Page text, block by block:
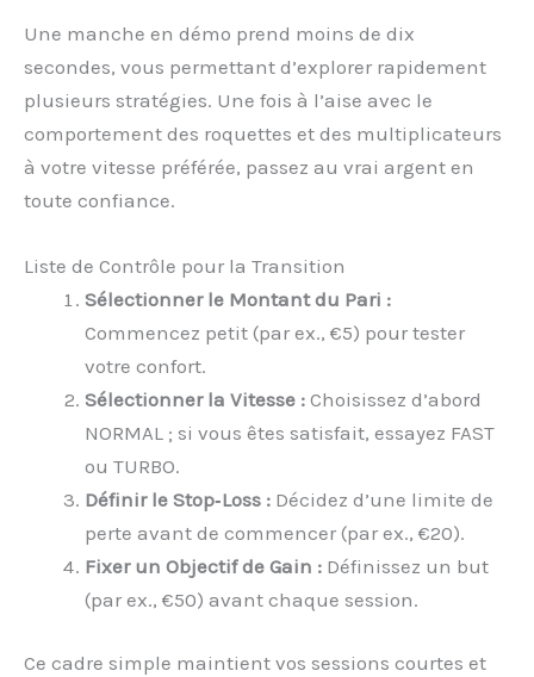
Une manche en démo prend moins de dix
secondes, vous permettant d’explorer rapidement
plusieurs stratégies. Une fois à l’aise avec le
comportement des roquettes et des multiplicateurs
à votre vitesse préférée, passez au vrai argent en
toute confiance.
Liste de Contrôle pour la Transition
Sélectionner le Montant du Pari :
Commencez petit (par ex., €5) pour tester
votre confort.
Sélectionner la Vitesse : Choisissez d’abord
NORMAL ; si vous êtes satisfait, essayez FAST
ou TURBO.
Définir le Stop‑Loss : Décidez d’une limite de
perte avant de commencer (par ex., €20).
Fixer un Objectif de Gain : Définissez un but
(par ex., €50) avant chaque session.
Ce cadre simple maintient vos sessions courtes et